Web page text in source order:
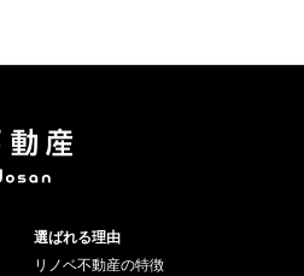
選ばれる理由
リノベ不動産の特徴